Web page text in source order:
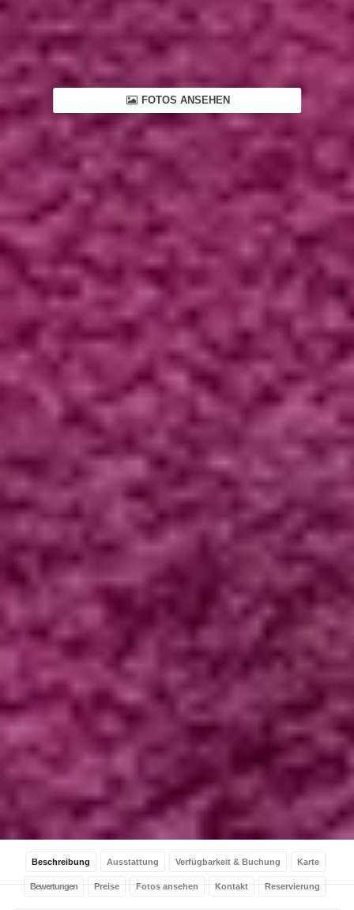
FOTOS ANSEHEN
Beschreibung Ausstattung Verfügbarkeit & Buchung Karte
Bewertungen Preise Fotos ansehen Kontakt Reservierung